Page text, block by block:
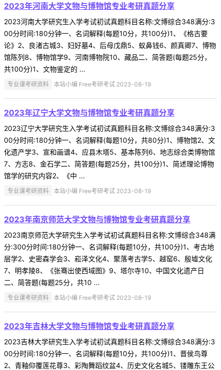
2023年河南大学文物与博物馆专业考研真题分享
2023河南大学研究生入学考试初试真题科目名称:文博综合348满分:3
00分时间:180分钟一、名词解释(每题10分，共100分)1、《格古要
论》2、良渚古城3、妇好墓4、后母戊鼎5、蚁鼻钱6、颜真卿7、博物
馆陈列8、博物馆学9、河南博物院10、藏品二、简答题(每题25分，
共100分)1、文物鉴定的 ...
专业课考研资料 本站小编 Free考研考试 2023-08-19
2023年辽宁大学文物与博物馆专业考研真题分享
2023辽宁大学研究生入学考试初试真题科目名称:文博综合348满分:3
00分时间:180分钟一、名词解释(每题10分，共80分)1、博物馆2、文
化遗产学3、宣和画谱4、应县木塔5、基本陈列6、地志综合类博物馆
7、方志8、金石学二、简答题(每题25分，共100分)1、简述理论博物
馆学的研究内容2、《中 ...
专业课考研资料 本站小编 Free考研考试 2023-08-19
2023年南京师范大学文物与博物馆专业考研真题分享
2023南京师范大学研究生入学考试初试真题科目名称:文博综合348满
分:300分时间:180分钟一、名词解释(每题10分，共100分)1、考古地
层学2、史密森学会3、崧泽文化4、聚落考古学5、越窑6、殷墟文化
7、明孝陵8、《张骞出使西域图》9、塔尔寺10、中国文化遗产日
二、简答题(每题25分，共10 ...
专业课考研资料 本站小编 Free考研考试 2023-08-19
2023年吉林大学文物与博物馆专业考研真题分享
2023吉林大学研究生入学考试初试真题科目名称:文博综合348满分:3
00分时间:180分钟一、名词解释(每题10分，共100分)1、晋侯鸟尊
2、青釉仰覆莲花尊3、彩陶舞蹈纹盆4、历史文化名城5、镂雕东王公